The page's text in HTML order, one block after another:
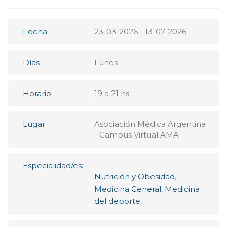
Fecha 23-03-2026 - 13-07-2026
Días Lunes
Horario 19 a 21 hs.
Lugar
Asociación Médica Argentina
- Campus Virtual AMA
Especialidad/es:
Nutrición y Obesidad,
Medicina General, Medicina
del deporte,